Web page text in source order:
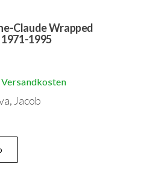
Claude Wrapped
1995
Versandkosten
Jacob